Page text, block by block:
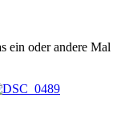
ein oder andere Mal